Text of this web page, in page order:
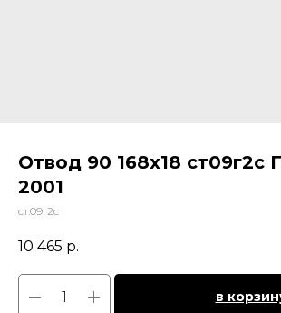
Отвод 90 168х18 ст09г2с
2001
ст.09г2с
10 465 р.
в